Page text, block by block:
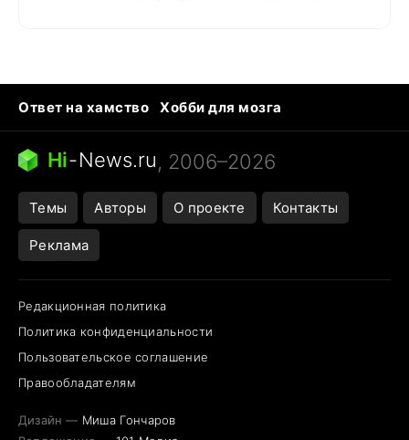
Ответ на хамство
Хобби для мозга
Бензин 100 и 95
Тунцы в океанариуме
Следующая пандемия
Hi-News.ru, 2006–2026
Темы Авторы О проекте Контакты
Реклама
Редакционная политика
Политика конфиденциальности
Пользовательское соглашение
Правообладателям
Дизайн — Миша Гончаров